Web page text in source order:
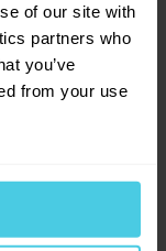
of our site with
partners who
you’ve
from your use
moka
na 2